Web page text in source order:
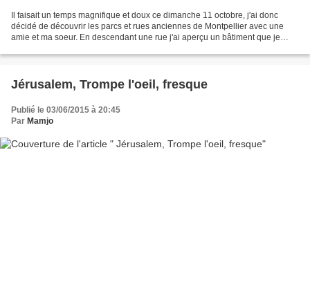
Il faisait un temps magnifique et doux ce dimanche 11 octobre, j'ai donc
décidé de découvrir les parcs et rues anciennes de Montpellier avec une
amie et ma soeur. En descendant une rue j'ai aperçu un bâtiment que je
Jérusalem, Trompe l'oeil, fresque
Publié le 03/06/2015 à 20:45
Par Mamjo